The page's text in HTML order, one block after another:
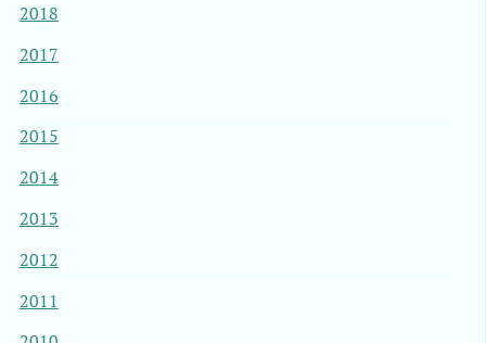
2018
2017
2016
2015
2014
2013
2012
2011